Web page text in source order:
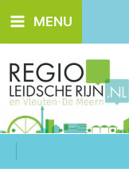
naar
de
inhoud
MENU